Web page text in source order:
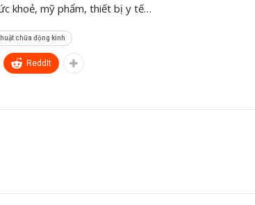
khoẻ, mỹ phẩm, thiết bị y tế…
chữa động kinh
ReddIt